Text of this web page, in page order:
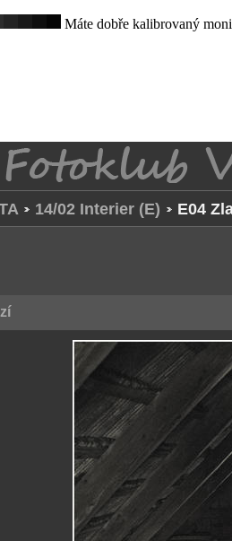
Máte dobře kalibrovaný
14/02 Interier (E) E04